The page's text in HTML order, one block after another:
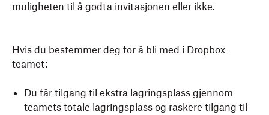
muligheten til å godta invitasjonen eller ikke.
Hvis du bestemmer deg for å bli med i Dropbox-
teamet:
Du får tilgang til ekstra lagringsplass gjennom
teamets totale lagringsplass og raskere tilgang til